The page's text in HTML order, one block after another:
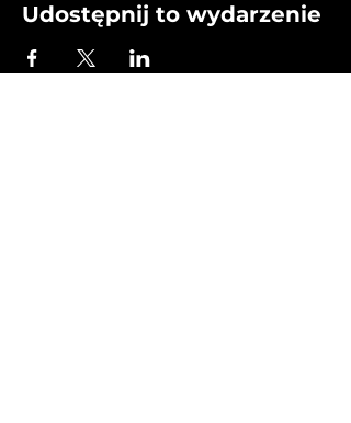
Udostępnij to wydarzenie